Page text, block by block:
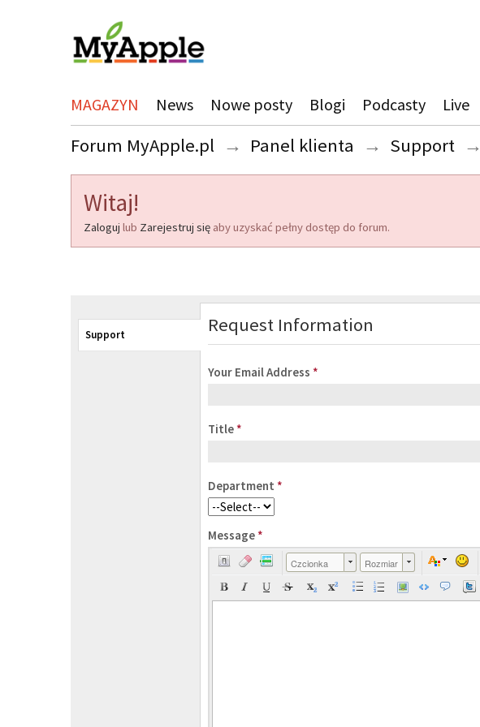
MAGAZYN News Nowe posty Blogi Podcasty Live
Forum MyApple.pl → Panel klienta → Support →
Witaj!
Zaloguj lub Zarejestruj się aby uzyskać pełny dostęp do forum.
Support Request Information
Your Email Address *
Title *
Department *
Message *
Czcionka Rozmiar